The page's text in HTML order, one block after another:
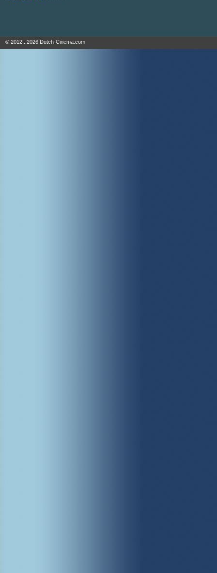
© 2012...2026 Dutch-Cinema.com